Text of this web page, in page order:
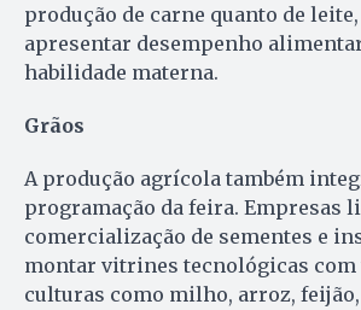
produção de carne quanto de
apresentar desempenho
habilidade materna.
Grãos
A produção agrícola também
programação da feira. Empresas
comercialização de sementes e
montar vitrines tecnológicas com
culturas como milho, arroz, feijão,